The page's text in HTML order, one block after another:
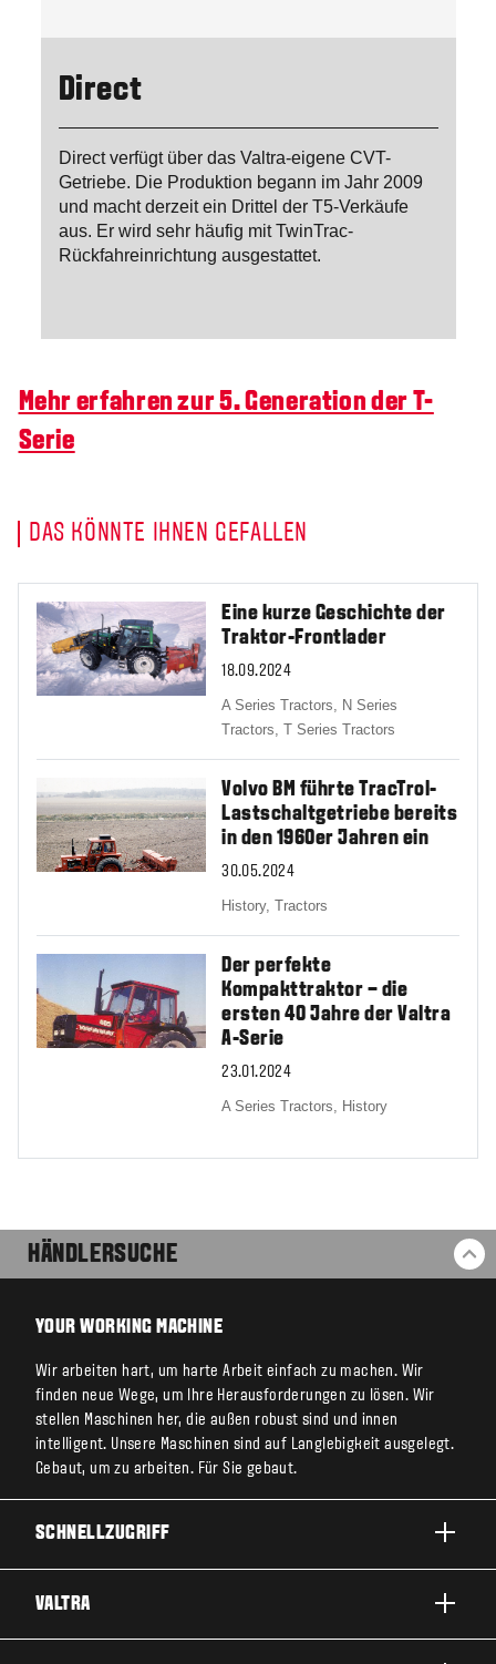
Direct
Direct verfügt über das Valtra-eigene CVT-
Getriebe. Die Produktion begann im Jahr 2009
und macht derzeit ein Drittel der T5-Verkäufe
aus. Er wird sehr häufig mit TwinTrac-
Rückfahreinrichtung ausgestattet.
Mehr erfahren zur 5. Generation der T-
Serie
DAS KÖNNTE IHNEN GEFALLEN
Eine kurze Geschichte der
Traktor-Frontlader
18.09.2024
A Series Tractors, N Series
Tractors,T Series Tractors
Volvo BM führte TracTrol-
Lastschaltgetriebe bereits
in den 1960er Jahren ein
30.05.2024
History,Tractors
Der perfekte
Kompakttraktor – die
ersten 40 Jahre der Valtra
A-Serie
23.01.2024
A Series Tractors, History
HÄNDLERSUCHE
YOUR WORKING MACHINE
Wir arbeiten hart, um harte Arbeit einfach zu machen. Wir
finden neue Wege, um Ihre Herausforderungen zu lösen. Wir
stellen Maschinen her, die außen robust sind und innen
intelligent. Unsere Maschinen sind auf Langlebigkeit ausgelegt.
Gebaut, um zu arbeiten. Für Sie gebaut.
SCHNELLZUGRIFF
VALTRA